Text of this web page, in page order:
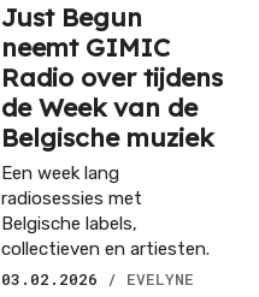
Just Begun
neemt GIMIC
Radio over tijdens
de Week van de
Belgische muziek
Een week lang
radiosessies met
Belgische labels,
collectieven en artiesten.
03.02.2026
/ EVELYNE